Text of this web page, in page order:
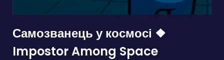
Самозванець у космосі ❖
Impostor Among Space